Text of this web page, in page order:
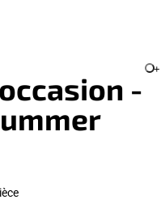
- +